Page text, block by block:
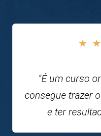
★ ★
"É um curso
consegue trazer
e ter